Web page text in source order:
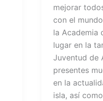
mejorar
con el
la Academia
lugar en la
Juventud de
presentes
en la
isla, así